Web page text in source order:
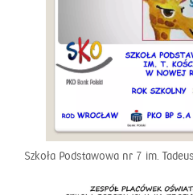
Szkoła Podstawowa nr 7 im.